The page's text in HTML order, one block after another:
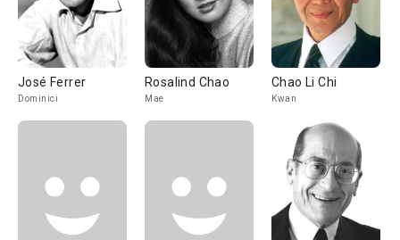
José Ferrer
Dominici
Rosalind Chao
Mae
Chao Li Chi
Kwan